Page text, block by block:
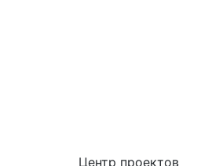
Центр проектов